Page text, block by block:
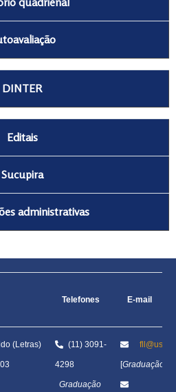
DINTER
Editais
Sucupira
administrativas
Telefones E-mail
(Letras) (11) 3091-
4298
Graduação
[Graduação